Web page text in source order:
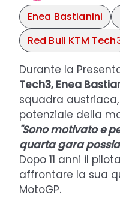
Enea Bastianini
Red Bull KTM
Durante la
Tech3, Enea
squadra
potenziale della
"Sono motivato e
quarta gara
Dopo 11 anni il
affrontare la sua
MotoGP.